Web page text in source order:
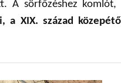
A sörfőzéshez
a XIX. század